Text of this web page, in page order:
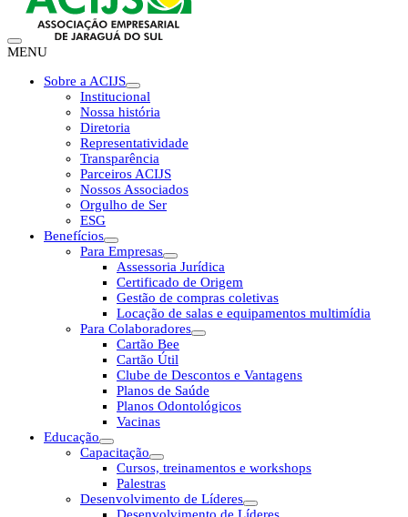
MENU
Sobre a ACIJS
Institucional
Nossa história
Diretoria
Representatividade
Transparência
Parceiros ACIJS
Nossos Associados
Orgulho de Ser
ESG
Benefícios
Para Empresas
Assessoria Jurídica
Certificado de Origem
Gestão de compras coletivas
Locação de salas e equipamentos multimídia
Para Colaboradores
Cartão Bee
Cartão Útil
Clube de Descontos e Vantagens
Planos de Saúde
Planos Odontológicos
Vacinas
Educação
Capacitação
Cursos, treinamentos e workshops
Palestras
Desenvolvimento de Líderes